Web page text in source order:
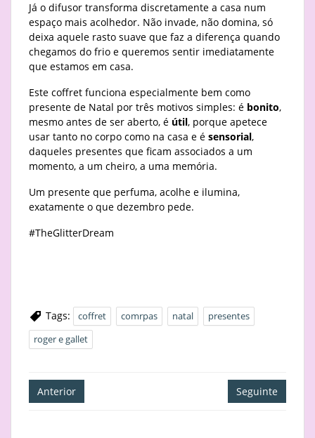
Já o difusor transforma discretamente a casa num
espaço mais acolhedor. Não invade, não domina, só
deixa aquele rasto suave que faz a diferença quando
chegamos do frio e queremos sentir imediatamente
que estamos em casa.
Este coffret funciona especialmente bem como
presente de Natal por três motivos simples: é bonito,
mesmo antes de ser aberto, é útil, porque apetece
usar tanto no corpo como na casa e é sensorial,
daqueles presentes que ficam associados a um
momento, a um cheiro, a uma memória.
Um presente que perfuma, acolhe e ilumina,
exatamente o que dezembro pede.
#TheGlitterDream
Tags: coffret comrpas natal
presentes
roger e gallet
Navegação
de
Anterior Seguinte